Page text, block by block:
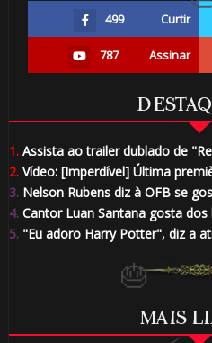
499 Curtir
787 Assinar
1.Assista ao trailer dublado de
2.Vídeo: [Imperdível] Última
3.Nelson Rubens diz à OFB se
4.Cantor Luan Santana gosta
5."Eu adoro Harry Potter", diz a
MAIS
🎈